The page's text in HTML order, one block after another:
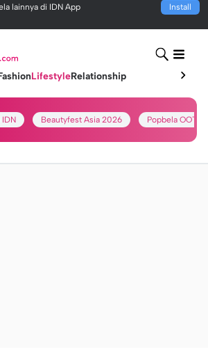
lainnya di IDN App Install
LifestyleRelationship
IDN Beautyfest Asia 2026 Popbela OOTD